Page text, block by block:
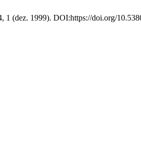
1 (dez. 1999). DOI:https://doi.org/